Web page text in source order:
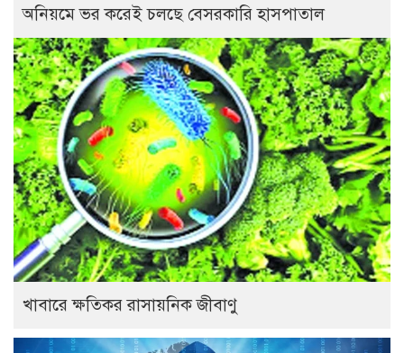
অনিয়মে ভর করেই চলছে বেসরকারি হাসপাতাল
খাবারে ক্ষতিকর রাসায়নিক জীবাণু